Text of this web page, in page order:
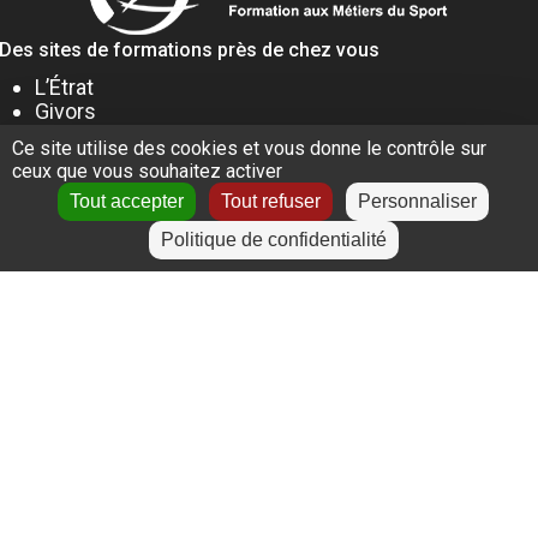
sites de formations près de chez vous
L’Étrat
Givors
Villeurbanne
Lyon
Le Puy-en-Velay
Ce site utilise des cookies et vous donne le contrôle sur
ceux que vous souhaitez activer
Tout accepter Tout refuser
Personnaliser
Politique de confidentialité